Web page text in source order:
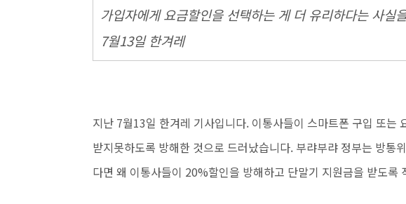
가입자에게 요금할인을 선택하는 게 더 유리하다는 사
7월13일 한겨레
지난 7월13일 한겨레 기사입니다. 이통사들이 스마트폰 구입 또
받지못하도록 방해한 것으로 드러났습니다. 부랴부랴 정부는 방통
다면 왜 이통사들이 20%할인을 방해하고 단말기 지원금을 받도록